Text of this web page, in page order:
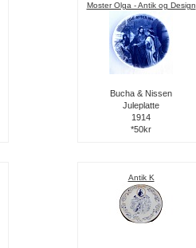
Moster Olga - Antik og Design
Bucha & Nissen
Juleplatte
1914
*50kr
Antik K